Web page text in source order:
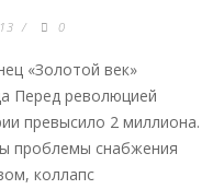
/ 0
«Золотой век»
Перед революцией
превысило 2 миллиона.
проблемы снабжения
коллапс